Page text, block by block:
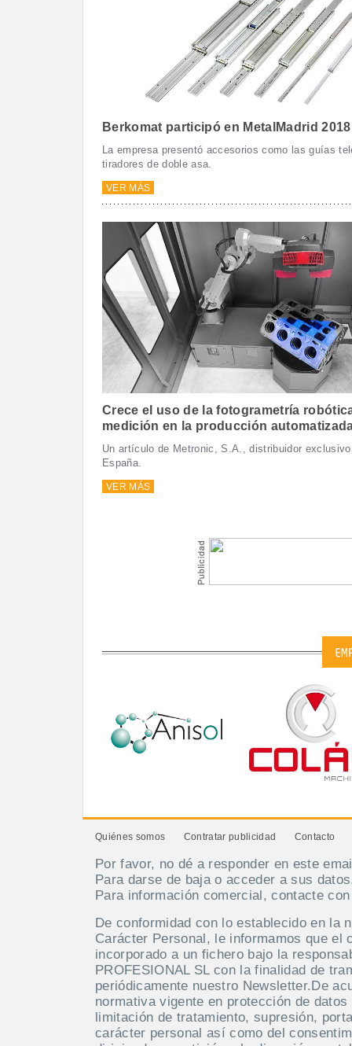
Berkomat participó en MetalMadrid 2018
La empresa presentó accesorios como las guías
tiradores de doble asa.
VER MÁS
Crece el uso de la fotogrametría
medición en la producción
Un artículo de Metronic, S.A., distribuidor
España.
VER MÁS
Quiénes somos Contratar publicidad Contacto
Por favor, no dé a responder en este
Para darse de baja o acceder a sus
Para información comercial, contacte
De conformidad con lo establecido en la
Carácter Personal, le informamos que el
incorporado a un fichero bajo la
PROFESIONAL SL con la finalidad de
periódicamente nuestro Newsletter.De
normativa vigente en protección de
limitación de tratamiento, supresión,
carácter personal así como del